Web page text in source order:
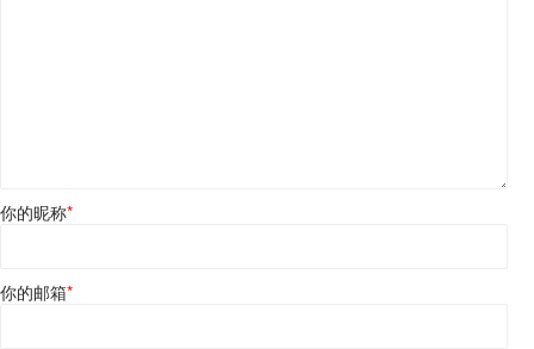
你的昵称*
你的邮箱*